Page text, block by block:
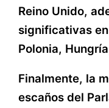
Reino Unido,
significativas
Polonia,
Finalmente, la
escaños del